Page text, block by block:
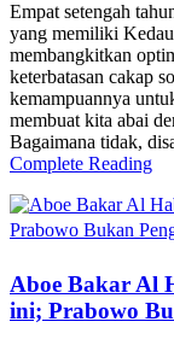
Empat setengah
yang memiliki
membangkitkan
keterbatasan cakap
kemampuannya
membuat kita abai
Bagaimana tidak,
Complete Reading
Aboe Bakar Al
ini; Prabowo